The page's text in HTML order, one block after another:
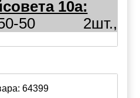
10а:
2шт.,
50
64399